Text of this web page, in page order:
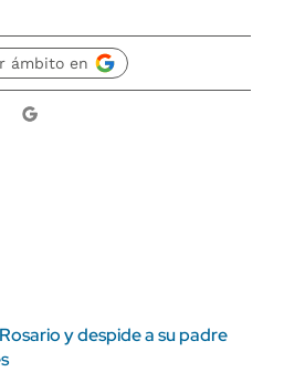
ámbito en
y despide a su padre